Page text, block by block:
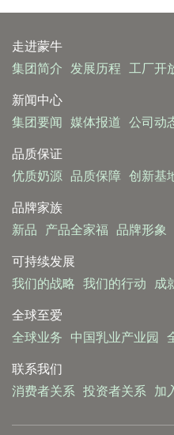
走进蒙牛
集团简介
发展历程 工厂开
新闻中心
集团要闻
媒体报道 公司动
品质保证
优质奶源
品质保障 创新基
品牌家族
新品
产品全家福 品牌形象
可持续发展
我们的战略
我们的行动 成
全球至爱
全球业务
中国乳业产业园
联系我们
消费者关系
投资者关系 加